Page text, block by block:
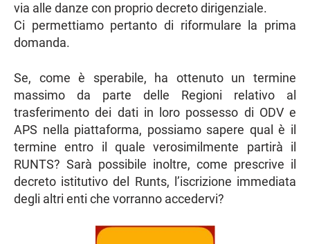
via alle danze con proprio decreto dirigenziale.
Ci permettiamo pertanto di riformulare la prima
domanda.
Se, come è sperabile, ha ottenuto un termine
massimo da parte delle Regioni relativo al
trasferimento dei dati in loro possesso di ODV e
APS nella piattaforma, possiamo sapere qual è il
termine entro il quale verosimilmente partirà il
RUNTS? Sarà possibile inoltre, come prescrive il
decreto istitutivo del Runts, l’iscrizione immediata
degli altri enti che vorranno accedervi?